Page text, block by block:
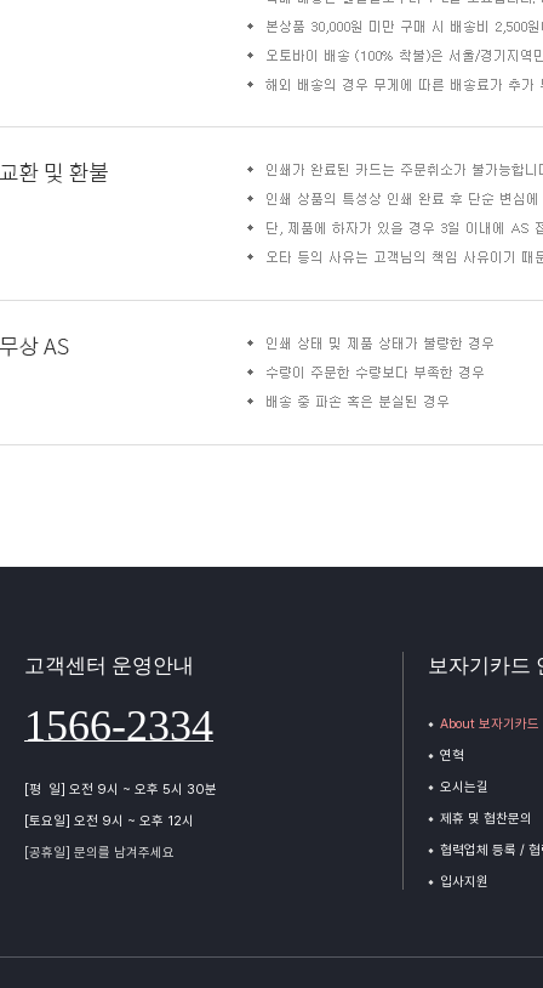
고객센터 운영안내
1566-2334
[평 일] 오전 9시 ~ 오후 5시 30분
[토요일] 오전 9시 ~ 오후 12시
[공휴일] 문의를 남겨주세요
보자기카드
About 보자기카드
연혁
오시는길
제휴 및 협찬문의
협력업체 등록 /
입사지원